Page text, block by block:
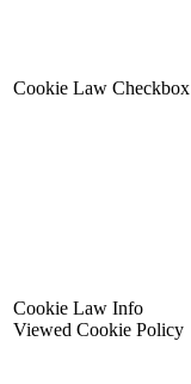
Cookie Law Checkbox
Cookie Law Info
Viewed Cookie Policy